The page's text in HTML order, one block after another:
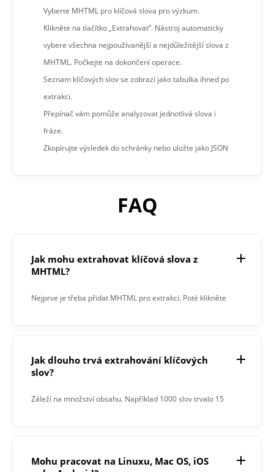
Vyberte MHTML pro klíčová slova pro výzkum.
Klikněte na tlačítko „Extrahovat“. Nástroj automaticky
vybere všechna nejpoužívanější a nejdůležitější slova z
MHTML. Počkejte na dokončení operace.
Seznam klíčových slov se zobrazí jako tabulka ihned po
extrakci.
Přepínač vám pomůže analyzovat jednotlivá slova i
fráze.
Zkopírujte výsledek do schránky nebo uložte jako JSON
FAQ
Jak mohu extrahovat klíčová slova z
MHTML?
Nejprve je třeba přidat MHTML pro extrakci. Poté klikněte
Jak dlouho trvá extrahování klíčových
slov?
Záleží na množství obsahu. Například 1000 slov trvalo 15
Mohu pracovat na Linuxu, Mac OS, iOS